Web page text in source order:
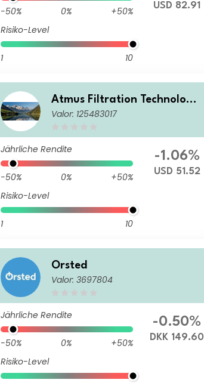
-50% 0%
+50%
Risiko-Level
1 10
USD 82.91
Atmus Filtration Technologie
s Inc
Valor: 125483017
Jährliche Rendite
-50% 0%
+50%
Risiko-Level
1 10
-1.06%
USD 51.52
Orsted
Valor: 3697804
Jährliche Rendite
-50% 0%
+50%
Risiko-Level
-0.50%
DKK 149.60